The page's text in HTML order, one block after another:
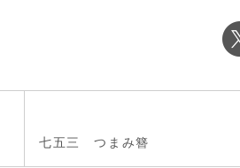
七五三 つまみ簪